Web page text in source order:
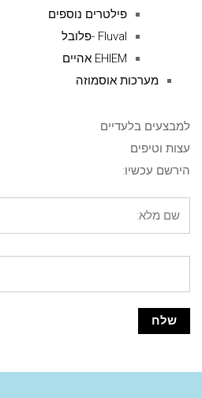
פילטרים נוספים
Fluval -פלובל
EHIEM אהיים
מערכות אוסמוזה
למבצעים בלעדיים
עצות וטיפים
הירשם עכשיו: